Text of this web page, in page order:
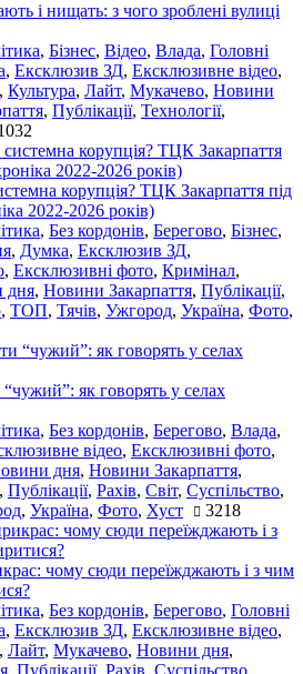
і нищать: з чого зроблені вулиці
, Бізнес, Відео, Влада, Головні
, Ексклюзив ЗД, Ексклюзивне відео,
, Культура, Лайт, Мукачево, Новини
, Публікації, Технології,
корупція? ТЦК Закарпаття під
2022-2026 років)
, Без кордонів, Берегово, Бізнес,
, Думка, Ексклюзив ЗД,
, Ексклюзивні фото, Кримінал,
дня, Новини Закарпаття, Публікації,
, ТОП, Тячів, Ужгород, Україна, Фото,
як говорять у селах
, Без кордонів, Берегово, Влада,
відео, Ексклюзивні фото,
дня, Новини Закарпаття,
, Публікації, Рахів, Світ, Суспільство,
, Україна, Фото, Хуст 3218
чому сюди переїжджають і з чим
, Без кордонів, Берегово, Головні
, Ексклюзив ЗД, Ексклюзивне відео,
, Лайт, Мукачево, Новини дня,